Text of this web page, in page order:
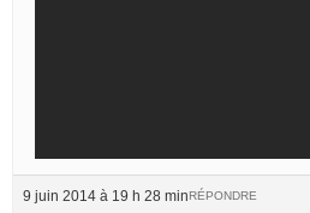
9 juin 2014 à 19 h 28 minRÉPONDRE